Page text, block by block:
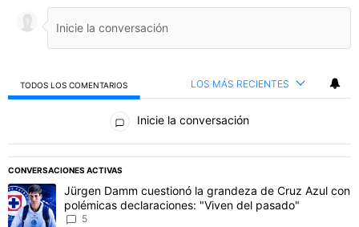
TODOS LOS COMENTARIOS LOS MÁS RECIENTES
Todos los comentarios
Inicie la conversación
CONVERSACIONES ACTIVAS
Este listado muestra los artículos con más comentarios en los
Un artículo de tendencia con el título "Jürgen Damm cuestionó la
Jürgen Damm cuestionó la grandeza de Cruz Azul con
polémicas declaraciones: "Viven del pasado"
5